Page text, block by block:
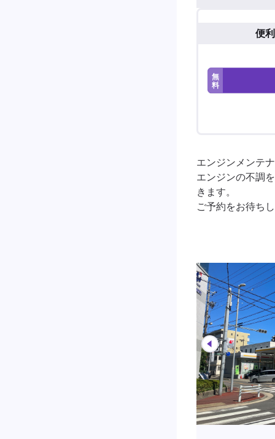
便
無
料
エンジンメンテ
エンジンの不調
きます。